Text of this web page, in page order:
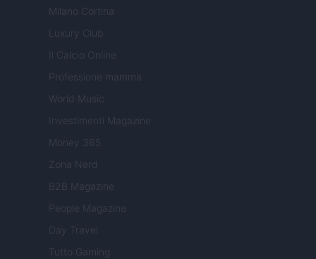
Milano Cortina
Luxury Club
Il Calcio Online
Professione mamma
World Music
Investimenti Magazine
Money 365
Zona Nerd
B2B Magazine
People Magazine
Day Travel
Tutto Gaming